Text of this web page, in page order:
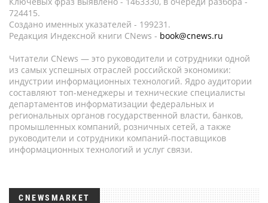
724415.
Создано именных указателей - 199231.
Редакция Индексной книги CNews - book@cnews.ru
Читатели CNews — это руководители и сотрудники одной
из самых успешных отраслей российской экономики:
индустрии информационных технологий. Ядро аудитории
составляют топ-менеджеры и технические специалисты
департаментов информатизации федеральных и
региональных органов государственной власти, банков,
промышленных компаний, розничных сетей, а также
руководители и сотрудники компаний-поставщиков
информационных технологий и услуг связи.
CNEWSMARKET